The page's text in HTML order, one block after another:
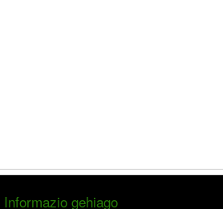
Informazio gehiago